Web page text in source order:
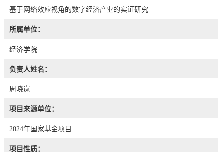
基于网络效应视角的数字经济产业的实证研究
所属单位：
经济学院
负责人姓名：
周晓岚
项目来源单位：
2024年国家基金项目
项目性质：